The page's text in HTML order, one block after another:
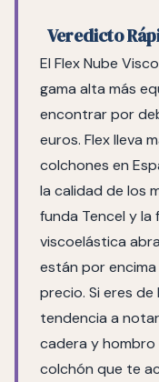
Veredicto
El Flex Nube
gama alta más
encontrar por
euros. Flex lleva
colchones en
la calidad de los
funda Tencel y la
viscoelástica
están por
precio. Si eres
tendencia a
cadera y hombro
colchón que te